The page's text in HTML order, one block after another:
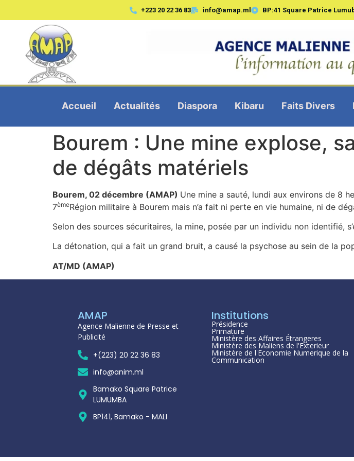
+223 20 22 36 83 info@amap.ml BP:41 Square Patrice
Accueil Actualités Diaspora Kibaru Faits Divers
Bourem : Une mine explose,
de dégâts matériels
Bourem, 02 décembre (AMAP) Une mine a sauté, lundi aux environs de 8
7èmeRégion militaire à Bourem mais n’a fait ni perte en vie humaine, ni de
Selon des sources sécuritaires, la mine, posée par un individu non identifié,
La détonation, qui a fait un grand bruit, a causé la psychose au sein de la
AT/MD (AMAP)
AMAP
Agence Malienne de Presse et
Publicité
+(223) 20 22 36 83
info@anim.ml
Bamako Square Patrice
LUMUMBA
BP141, Bamako - MALI
Institutions
Présidence
Primature
Ministère des Affaires Étrangeres
Ministère des Maliens de l'Exterieur
Ministère de l'Economie Numerique de la
Communication